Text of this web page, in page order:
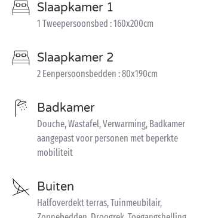
Slaapkamer 1
1 Tweepersoonsbed : 160x200cm
Slaapkamer 2
2 Eenpersoonsbedden : 80x190cm
Badkamer
Douche, Wastafel, Verwarming, Badkamer
aangepast voor personen met beperkte
mobiliteit
Buiten
Halfoverdekt terras, Tuinmeubilair,